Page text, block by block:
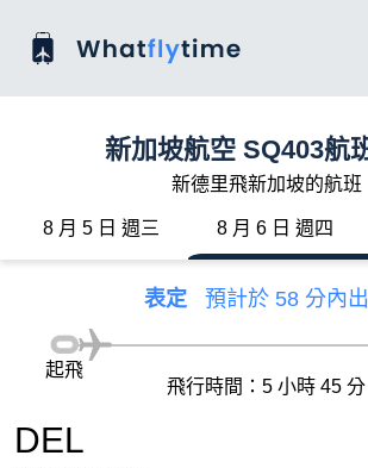
新加坡航空 SQ403航
新德里飛新加坡的航班
8 月 5 日 週三 8 月 6 日 週四
表定 預計於 58 分內
DEL
起飛
飛行時間：5 小時 45 分